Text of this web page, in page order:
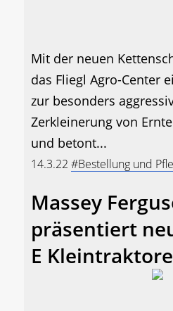
Mit der neuen
das Fliegl Agro-Center
zur besonders
Zerkleinerung von
und betont...
14.3.22 #Bestellung und
Massey
präsentiert
E